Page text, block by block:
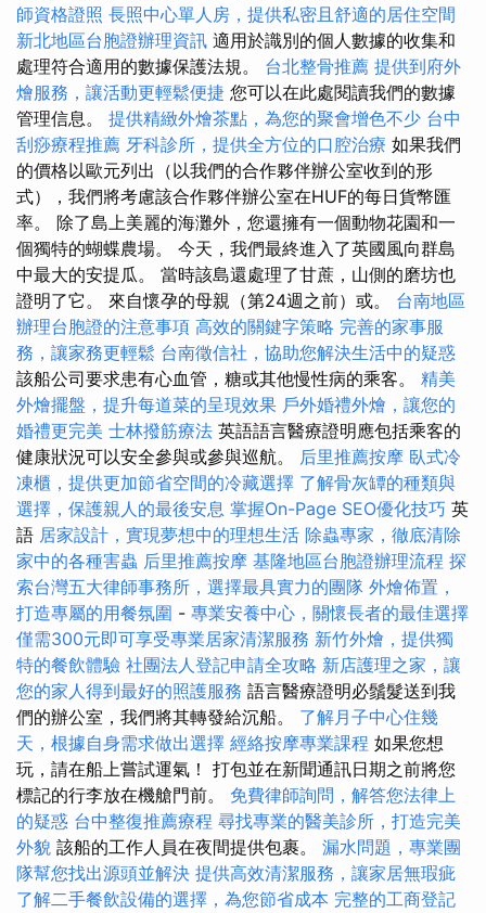
師資格證照 長照中心單人房，提供私密且舒適的居住空間
新北地區台胞證辦理資訊 適用於識別的個人數據的收集和
處理符合適用的數據保護法規。 台北整骨推薦 提供到府外
燴服務，讓活動更輕鬆便捷 您可以在此處閱讀我們的數據
管理信息。 提供精緻外燴茶點，為您的聚會增色不少 台中
刮痧療程推薦 牙科診所，提供全方位的口腔治療 如果我們
的價格以歐元列出（以我們的合作夥伴辦公室收到的形
式），我們將考慮該合作夥伴辦公室在HUF的每日貨幣匯
率。 除了島上美麗的海灘外，您還擁有一個動物花園和一
個獨特的蝴蝶農場。 今天，我們最終進入了英國風向群島
中最大的安提瓜。 當時該島還處理了甘蔗，山側的磨坊也
證明了它。 來自懷孕的母親（第24週之前）或。 台南地區
辦理台胞證的注意事項 高效的關鍵字策略 完善的家事服
務，讓家務更輕鬆 台南徵信社，協助您解決生活中的疑惑
該船公司要求患有心血管，糖或其他慢性病的乘客。 精美
外燴擺盤，提升每道菜的呈現效果 戶外婚禮外燴，讓您的
婚禮更完美 士林撥筋療法 英語語言醫療證明應包括乘客的
健康狀況可以安全參與或參與巡航。 后里推薦按摩 臥式冷
凍櫃，提供更加節省空間的冷藏選擇 了解骨灰罈的種類與
選擇，保護親人的最後安息 掌握On-Page SEO優化技巧 英
語 居家設計，實現夢想中的理想生活 除蟲專家，徹底清除
家中的各種害蟲 后里推薦按摩 基隆地區台胞證辦理流程 探
索台灣五大律師事務所，選擇最具實力的團隊 外燴佈置，
打造專屬的用餐氛圍 - 專業安養中心，關懷長者的最佳選擇
僅需300元即可享受專業居家清潔服務 新竹外燴，提供獨
特的餐飲體驗 社團法人登記申請全攻略 新店護理之家，讓
您的家人得到最好的照護服務 語言醫療證明必鬚髮送到我
們的辦公室，我們將其轉發給沉船。 了解月子中心住幾
天，根據自身需求做出選擇 經絡按摩專業課程 如果您想
玩，請在船上嘗試運氣！ 打包並在新聞通訊日期之前將您
標記的行李放在機艙門前。 免費律師詢問，解答您法律上
的疑惑 台中整復推薦療程 尋找專業的醫美診所，打造完美
外貌 該船的工作人員在夜間提供包裹。 漏水問題，專業團
隊幫您找出源頭並解決 提供高效清潔服務，讓家居無瑕疵
了解二手餐飲設備的選擇，為您節省成本 完整的工商登記